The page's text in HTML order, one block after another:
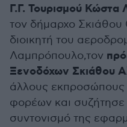
Γ.Γ. Τουρισμού Κώστα
τον δήμαρχο
διοικητή του
Λαμπρόπουλο,τον
Ξενοδόχων Σκιάθου
άλλους
φορέων και συζήτησε
συντονισμό της